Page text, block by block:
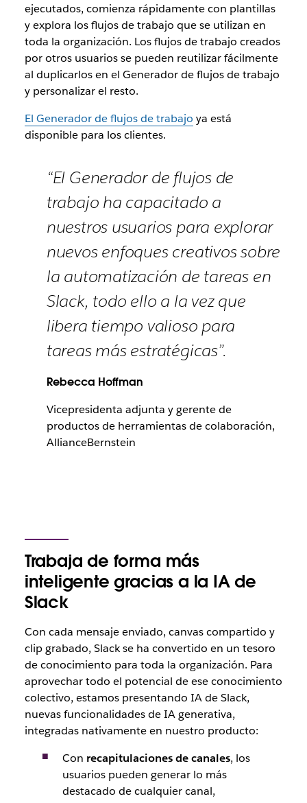
ejecutados, comienza rápidamente con plantillas
y explora los flujos de trabajo que se utilizan en
toda la organización. Los flujos de trabajo creados
por otros usuarios se pueden reutilizar fácilmente
al duplicarlos en el Generador de flujos de trabajo
y personalizar el resto.
El Generador de flujos de trabajo ya está
disponible para los clientes.
“El Generador de flujos de
trabajo ha capacitado a
nuestros usuarios para explorar
nuevos enfoques creativos sobre
la automatización de tareas en
Slack, todo ello a la vez que
libera tiempo valioso para
tareas más estratégicas”.
Rebecca Hoffman
Vicepresidenta adjunta y gerente de
productos de herramientas de colaboración,
AllianceBernstein
Trabaja de forma más
inteligente gracias a la IA de
Slack
Con cada mensaje enviado, canvas compartido y
clip grabado, Slack se ha convertido en un tesoro
de conocimiento para toda la organización. Para
aprovechar todo el potencial de ese conocimiento
colectivo, estamos presentando IA de Slack,
nuevas funcionalidades de IA generativa,
integradas nativamente en nuestro producto:
Con recapitulaciones de canales, los
usuarios pueden generar lo más
destacado de cualquier canal,